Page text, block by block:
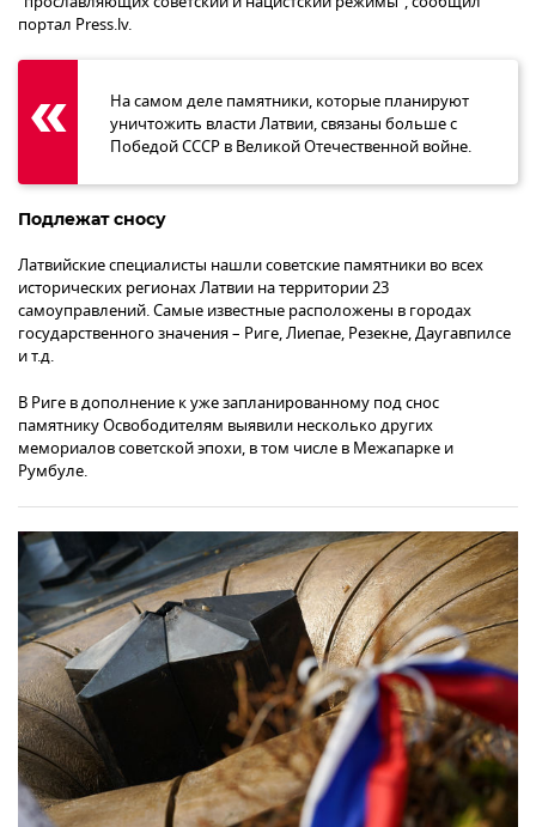
портал Press.lv.
На самом деле памятники, которые планируют
уничтожить власти Латвии, связаны больше с
Победой СССР в Великой Отечественной войне.
Подлежат сносу
Латвийские специалисты нашли советские памятники во всех
исторических регионах Латвии на территории 23
самоуправлений. Самые известные расположены в городах
государственного значения – Риге, Лиепае, Резекне, Даугавпилсе
и т.д.
В Риге в дополнение к уже запланированному под снос
памятнику Освободителям выявили несколько других
мемориалов советской эпохи, в том числе в Межапарке и
Румбуле.